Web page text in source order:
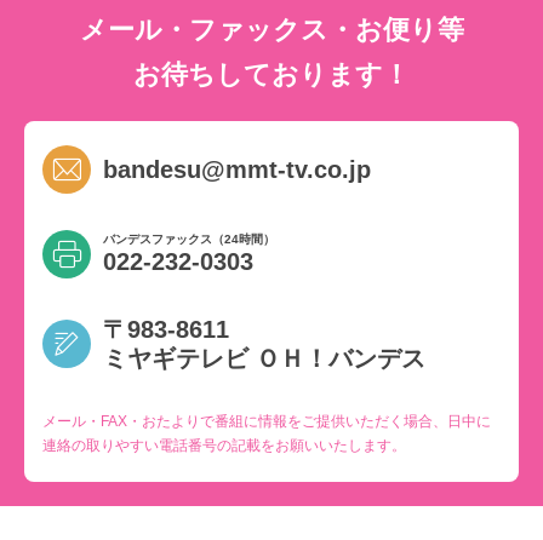
メール・ファックス・お便り等
お待ちしております！
bandesu@mmt-tv.co.jp
バンデスファックス（24時間）
022-232-0303
〒983-8611
ミヤギテレビ ＯＨ！バンデス
メール・FAX・おたよりで番組に情報をご提供いただく場合、日中に
連絡の取りやすい電話番号の記載をお願いいたします。